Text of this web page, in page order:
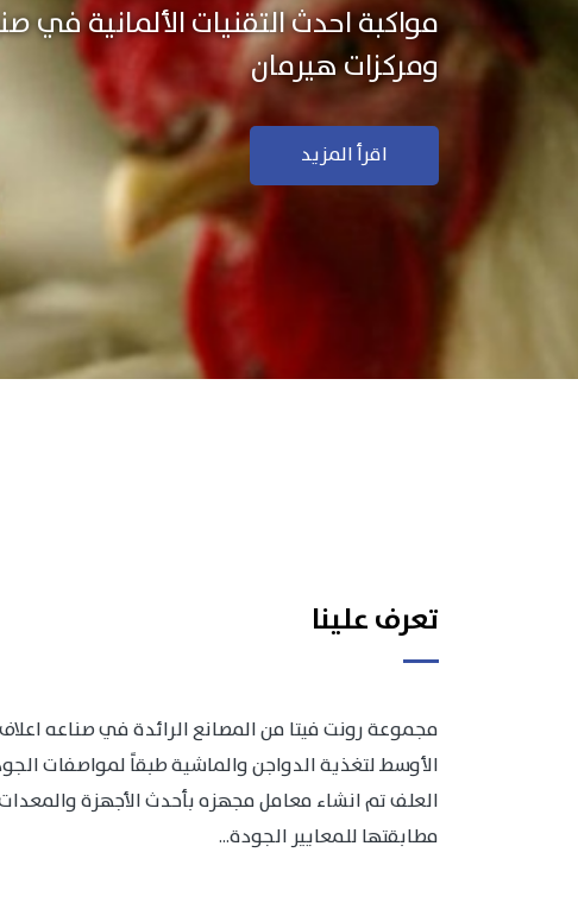
نستخدم التكنولوجيا الألمانية
منتجاتنا بجودة ودقة عالية
اقرأ المزيد
تعرف علينا
مجموعة رونت فيتا من المصانع الرائدة في صناعه
الأوسط لتغذية الدواجن والماشية طبقاً لمواصفات
العلف تم انشاء معامل مجهزه بأحدث الأجهزة والمعدات
مطابقتها للمعايير الجودة...